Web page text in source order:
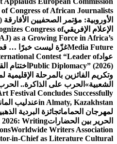
Congress of African Journalists
الإعلام الإفريقيCongress of
as a Growing Force in Africa’s
Media Futureغزّة ليست خبرًا …
عوادContest “Leader of
Public Diplomacy” (2026) اختتام
وتكريم الفائزين بالمرحلة الإقليمية
الشعبية» الحرب على الذاكرة..
Festival Concludes Successfully
in Almaty, Kazakhstanعندليب
لمهرجان الحمامات
الحرير بين الحضارات2026: Writing
Worldwide Writers Association
in-Chief as Literature Cultural